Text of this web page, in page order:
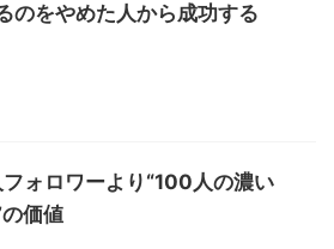
のをやめた人から成功する
フォロワーより“100人の濃い
価値